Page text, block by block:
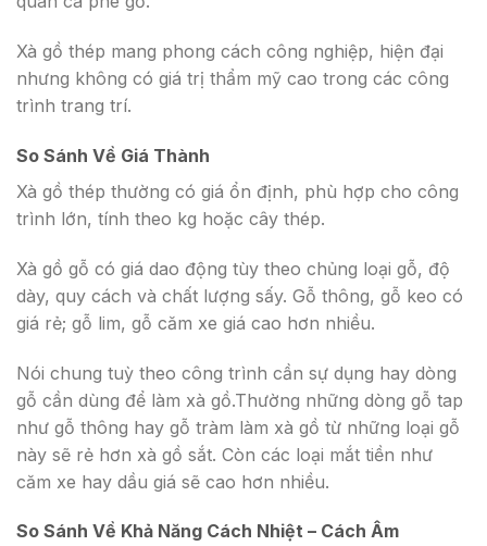
Xà gồ thép mang phong cách công nghiệp, hiện đại
nhưng không có giá trị thẩm mỹ cao trong các công
trình trang trí.
So Sánh Về Giá Thành
Xà gồ thép thường có giá ổn định, phù hợp cho công
trình lớn, tính theo kg hoặc cây thép.
Xà gồ gỗ có giá dao động tùy theo chủng loại gỗ, độ
dày, quy cách và chất lượng sấy. Gỗ thông, gỗ keo có
giá rẻ; gỗ lim, gỗ căm xe giá cao hơn nhiều.
Nói chung tuỳ theo công trình cần sự dụng hay dòng
gỗ cần dùng để làm xà gồ.Thường những dòng gỗ tap
như gỗ thông hay gỗ tràm làm xà gồ từ những loại gỗ
này sẽ rẻ hơn xà gồ sắt. Còn các loại mắt tiền như
căm xe hay dầu giá sẽ cao hơn nhiều.
So Sánh Về Khả Năng Cách Nhiệt – Cách Âm